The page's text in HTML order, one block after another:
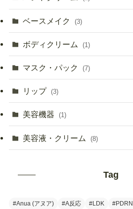
ベースメイク (3)
ボディクリーム (1)
マスク・パック (7)
リップ (3)
美容機器 (1)
美容液・クリーム (8)
Tag
#Anua (アヌア) #A反応 #LDK #PDRN